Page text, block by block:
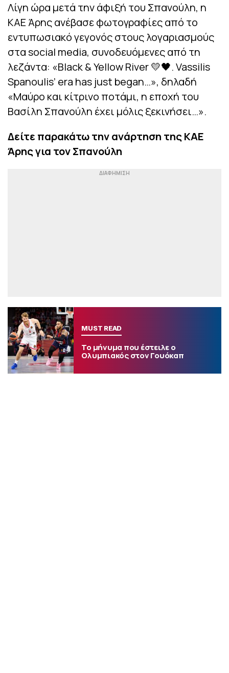
Λίγη ώρα μετά την άφιξή του Σπανούλη, η
ΚΑΕ Άρης ανέβασε φωτογραφίες από το
εντυπωσιακό γεγονός στους λογαριασμούς
στα social media, συνοδευόμενες από τη
λεζάντα: «Black & Yellow River 💛🖤. Vassilis
Spanoulis’ era has just began…», δηλαδή
«Μαύρο και κίτρινο ποτάμι, η εποχή του
Βασίλη Σπανούλη έχει μόλις ξεκινήσει…».
Δείτε παρακάτω την ανάρτηση της ΚΑΕ
Άρης για τον Σπανούλη
MUST READ
Το μήνυμα που έστειλε ο
Ολυμπιακός στον Γουόκαπ